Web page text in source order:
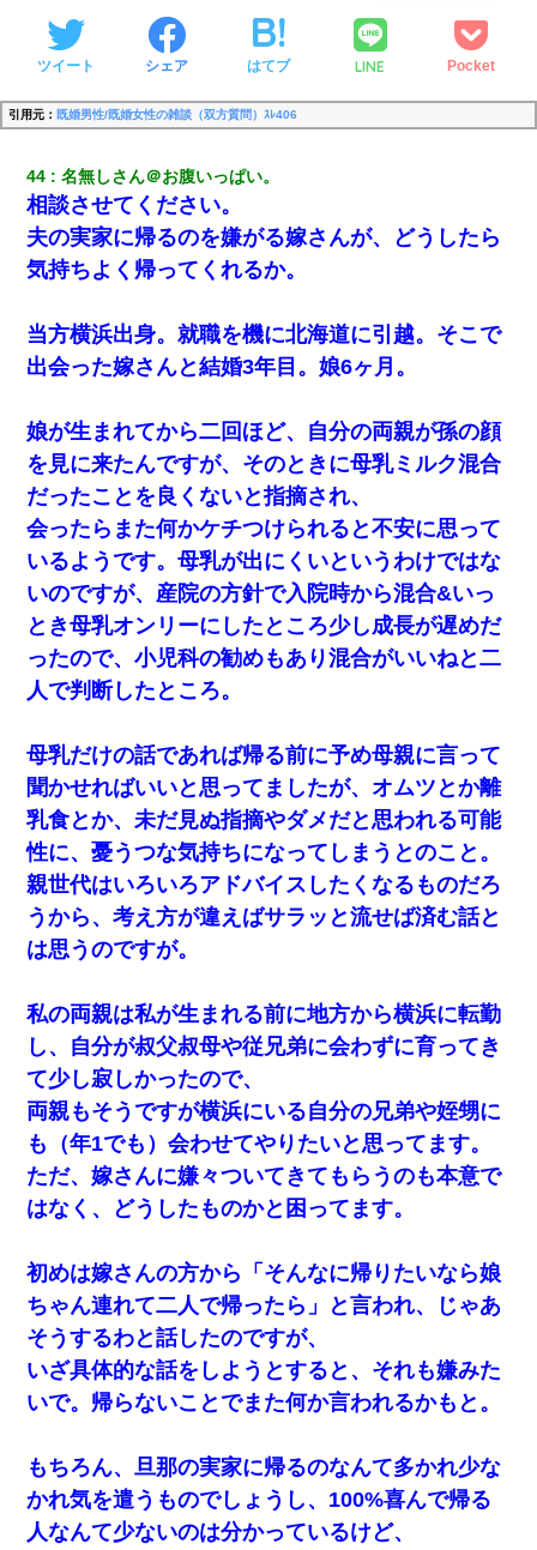
ツイート シェア はてブ LINE Pocket
引用元： 既婚男性/既婚女性の雑談（双方質問）ｽﾚ406
44 名無しさん＠お腹いっぱい。
相談させてください。
夫の実家に帰るのを嫌がる嫁さんが、どうしたら
気持ちよく帰ってくれるか。
当方横浜出身。就職を機に北海道に引越。そこで
出会った嫁さんと結婚3年目。娘6ヶ月。
娘が生まれてから二回ほど、自分の両親が孫の顔
を見に来たんですが、そのときに母乳ミルク混合
だったことを良くないと指摘され、
会ったらまた何かケチつけられると不安に思って
いるようです。母乳が出にくいというわけではな
いのですが、産院の方針で入院時から混合&いっ
とき母乳オンリーにしたところ少し成長が遅めだ
ったので、小児科の勧めもあり混合がいいねと二
人で判断したところ。
母乳だけの話であれば帰る前に予め母親に言って
聞かせればいいと思ってましたが、オムツとか離
乳食とか、未だ見ぬ指摘やダメだと思われる可能
性に、憂うつな気持ちになってしまうとのこと。
親世代はいろいろアドバイスしたくなるものだろ
うから、考え方が違えばサラッと流せば済む話と
は思うのですが。
私の両親は私が生まれる前に地方から横浜に転勤
し、自分が叔父叔母や従兄弟に会わずに育ってき
て少し寂しかったので、
両親もそうですが横浜にいる自分の兄弟や姪甥に
も（年1でも）会わせてやりたいと思ってます。
ただ、嫁さんに嫌々ついてきてもらうのも本意で
はなく、どうしたものかと困ってます。
初めは嫁さんの方から「そんなに帰りたいなら娘
ちゃん連れて二人で帰ったら」と言われ、じゃあ
そうするわと話したのですが、
いざ具体的な話をしようとすると、それも嫌みた
いで。帰らないことでまた何か言われるかもと。
もちろん、旦那の実家に帰るのなんて多かれ少な
かれ気を遣うものでしょうし、100%喜んで帰る
人なんて少ないのは分かっているけど、